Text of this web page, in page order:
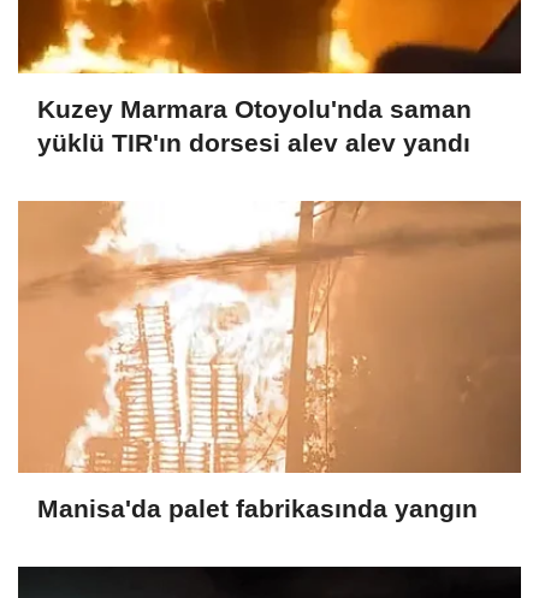
Kuzey Marmara Otoyolu'nda saman
yüklü TIR'ın dorsesi alev alev yandı
Manisa'da palet fabrikasında yangın